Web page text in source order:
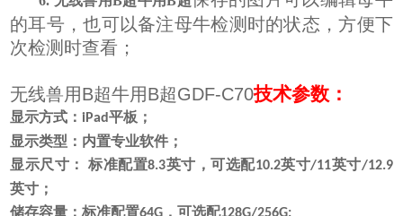
的耳号，也可以备注母牛检测时的状态，方便下
次检测时查看；
无线兽用B超牛用B超GDF-C70技术参数：
显示方式：iPad平板；
显示类型：内置专业软件；
显示尺寸：
标准配置8.3英寸 ，可选配10.2英寸/11英寸/12.9
英寸；
储存容量 ：标准配置 ，可选配